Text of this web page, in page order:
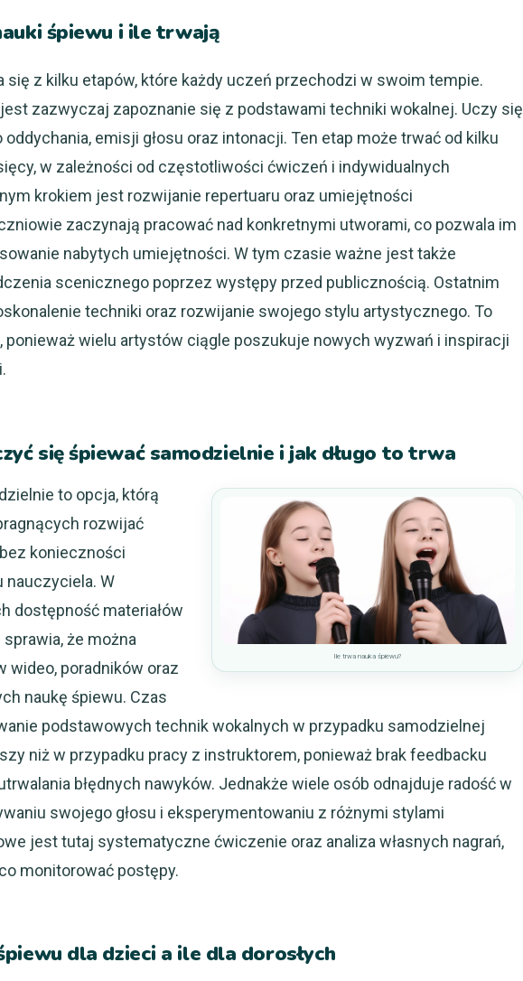
śpiewu i ile trwają
się z kilku etapów, które każdy uczeń przechodzi w swoim tempie.
zazwyczaj zapoznanie się z podstawami techniki wokalnej. Uczy się
emisji głosu oraz intonacji. Ten etap może trwać od kilku
w zależności od częstotliwości ćwiczeń i indywidualnych
krokiem jest rozwijanie repertuaru oraz umiejętności
zaczynają pracować nad konkretnymi utworami, co pozwala im
nabytych umiejętności. W tym czasie ważne jest także
scenicznego poprzez występy przed publicznością. Ostatnim
techniki oraz rozwijanie swojego stylu artystycznego. To
ponieważ wielu artystów ciągle poszukuje nowych wyzwań i inspiracji
się śpiewać samodzielnie i jak długo to trwa
Ile trwa nauka śpiewu?
to opcja, którą
rozwijać
konieczności
nauczyciela. W
dostępność materiałów
że można
wideo, poradników oraz
naukę śpiewu. Czas
podstawowych technik wokalnych w przypadku samodzielnej
niż w przypadku pracy z instruktorem, ponieważ brak feedbacku
błędnych nawyków. Jednakże wiele osób odnajduje radość w
swojego głosu i eksperymentowaniu z różnymi stylami
jest tutaj systematyczne ćwiczenie oraz analiza własnych nagrań,
monitorować postępy.
dla dzieci a ile dla dorosłych